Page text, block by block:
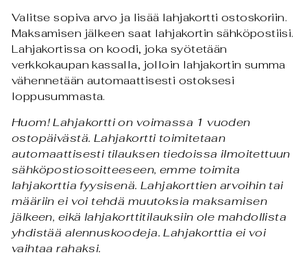
Valitse sopiva arvo ja lisää lahjakortti ostoskoriin.
Maksamisen jälkeen saat lahjakortin sähköpostiisi.
Lahjakortissa on koodi, joka syötetään
verkkokaupan kassalla, jolloin lahjakortin summa
vähennetään automaattisesti ostoksesi
loppusummasta.
Huom! Lahjakortti on voimassa 1 vuoden
ostopäivästä. Lahjakortti toimitetaan
automaattisesti tilauksen tiedoissa ilmoitettuun
sähköpostiosoitteeseen, emme toimita
lahjakorttia fyysisenä. Lahjakorttien arvoihin tai
määriin ei voi tehdä muutoksia maksamisen
jälkeen, eikä lahjakorttitilauksiin ole mahdollista
yhdistää alennuskoodeja. Lahjakorttia ei voi
vaihtaa rahaksi.